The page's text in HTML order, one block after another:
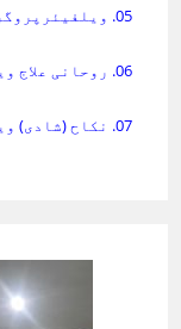
05. ویلفیئرپروگرام پلیٹ فارم
06. روحانی علاج ویب سائٹ
07. نکاح (شادی) ویب سائٹ